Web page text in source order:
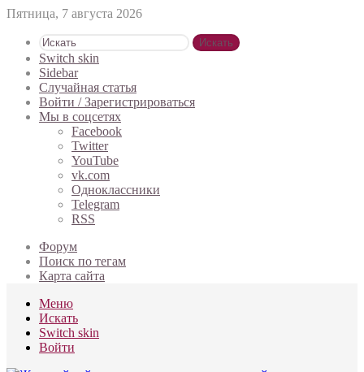
Пятница, 7 августа 2026
Искать
Switch skin
Sidebar
Случайная статья
Войти / Зарегистрироваться
Мы в соцсетях
Facebook
Twitter
YouTube
vk.com
Одноклассники
Telegram
RSS
Форум
Поиск по тегам
Карта сайта
Меню
Искать
Switch skin
Войти